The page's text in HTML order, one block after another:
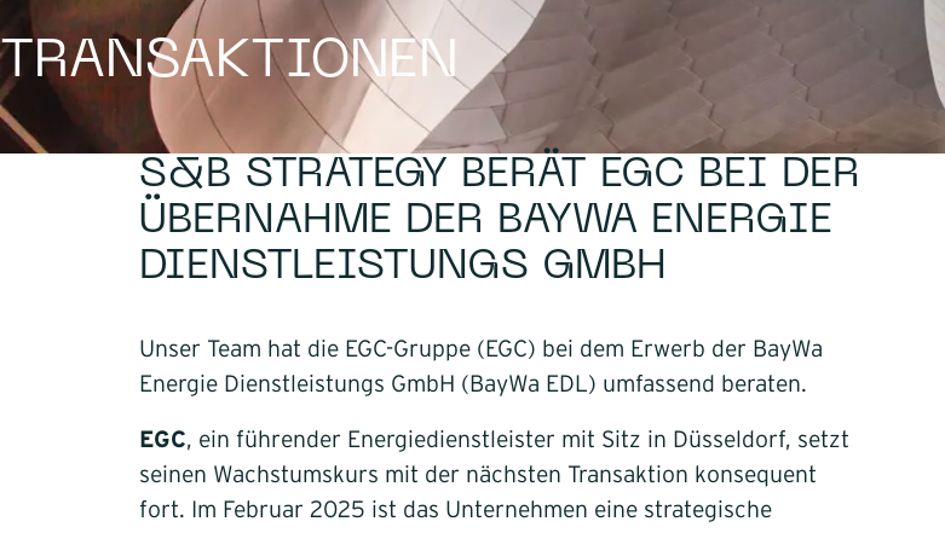
TRANSAKTIONEN
S&B STRATEGY BERÄT EGC BEI DER
ÜBERNAHME DER BAYWA ENERGIE
DIENSTLEISTUNGS GMBH
Unser Team hat die EGC-Gruppe (EGC) bei dem Erwerb der BayWa
Energie Dienstleistungs GmbH (BayWa EDL) umfassend beraten.
EGC, ein führender Energiedienstleister mit Sitz in Düsseldorf, setzt
seinen Wachstumskurs mit der nächsten Transaktion konsequent
fort. Im Februar 2025 ist das Unternehmen eine strategische
Infrastruktur
Logistik